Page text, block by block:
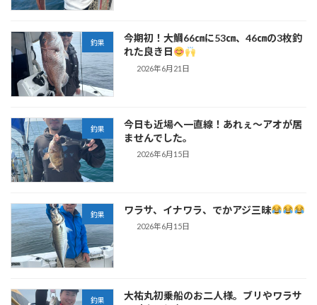
釣果
今期初！大鯛66㎝に53㎝、46㎝の3枚釣
れた良き日
2026年6月21日
釣果
今日も近場へ一直線！あれぇ～アオが居
ませんでした。
2026年6月15日
釣果 ワラサ、イナワラ、でかアジ三昧
2026年6月15日
釣果
大祐丸初乗船のお二人様。ブリやワラサ